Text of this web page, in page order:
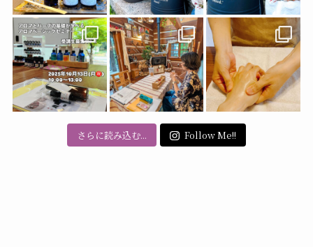
さらに読み込む... Follow Me!!